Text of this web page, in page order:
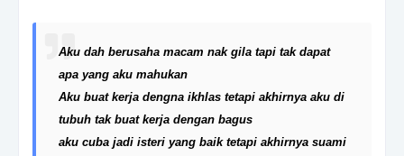
Aku dah berusaha macam nak gila tapi tak dapat
apa yang aku mahukan
Aku buat kerja dengna ikhlas tetapi akhirnya aku di
tubuh tak buat kerja dengan bagus
aku cuba jadi isteri yang baik tetapi akhirnya suami